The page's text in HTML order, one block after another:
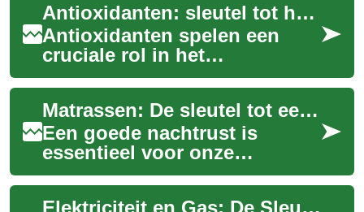
Antioxidanten: sleutel tot huidherstel
Antioxidanten spelen een
cruciale rol in het
beschermen en herstellen van
de huid. Deze krachtige
moleculen bestrijde...
Matrassen: De sleutel tot een goede nachtrust
Een goede nachtrust is
essentieel voor onze
gezondheid en welzijn. Een
van de belangrijkste factoren
Elektriciteit en Gas: De Sleutel tot Duurzame Energie voor Uw Huis